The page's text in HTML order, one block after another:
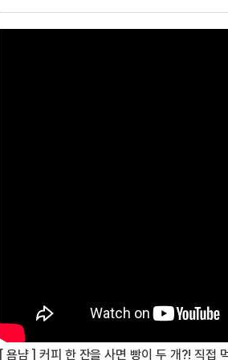
[ 욤냠 ] 커피 한 잔을 사면 빵이 두 개?! 직접